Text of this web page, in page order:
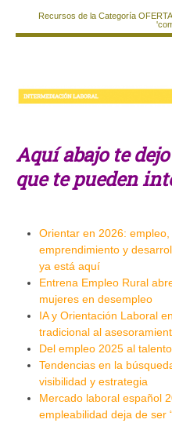
Recursos de la Categoría
Aquí abajo te
que te pueden
Orientar en 2026: empleo,
emprendimiento y
ya está aquí
Entrena Empleo Rural
mujeres en desempleo
IA y Orientación Laboral
tradicional al
Del empleo 2025 al
Tendencias en la
visibilidad y estrategia
Mercado laboral español
empleabilidad deja de ser